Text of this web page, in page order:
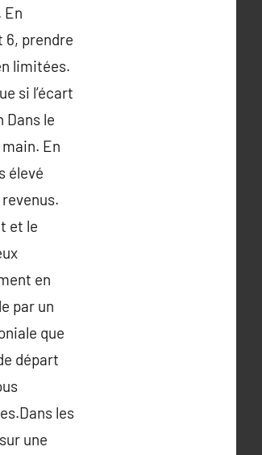
En
6, prendre
limitées.
si l’écart
Dans le
En
élevé
et le
en
par un
que
départ
les
une